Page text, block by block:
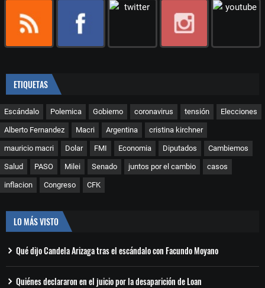
ETIQUETAS
Escándalo Polemica Gobierno coronavirus tensión Elecciones
Alberto Fernandez Macri Argentina cristina kirchner
mauricio macri Dolar FMI Economia Diputados Cambiemos
Salud PASO Milei Senado juntos por el cambio casos
inflacion Congreso CFK
LO MÁS VISTO
Qué dijo Candela Arizaga tras el escándalo con Facundo Moyano
Quiénes declararon en el juicio por la desaparición de Loan